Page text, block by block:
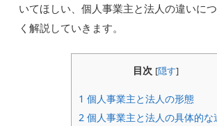
いてほしい、個人事業主と法人の違いに
く解説していきます。
目次 [隠す]
1 個人事業主と法人の形態
2 個人事業主と法人の具体的な